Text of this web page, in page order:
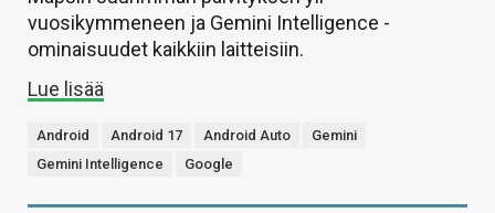
vuosikymmeneen ja Gemini Intelligence -
ominaisuudet kaikkiin laitteisiin.
Lue lisää
Android Android 17 Android Auto
Gemini
Gemini Intelligence
Google